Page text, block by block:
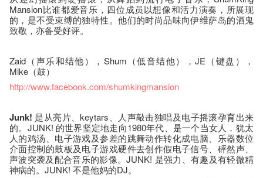
Mansion比谁都爱音乐，四位成员以想像和活力演奏，所展现
的，是不受束缚的独特性。他们的时尚品味向伊维萨岛的酒鬼
致敬，亦备受好评。
Zaid（声乐和结他），Shum（低音结他），JE（键盘），
Mike（鼓）
http://www.facebook.com/shumkingmansion
Junk! 是从亮片、keytars、人声敲击独唱及电子摇滚孕育出来
的。JUNK! 的世界坚定地走向1980年代、是一个当女人，犹太
人的鸡汤、电子游戏及参差的跳舞动作转化成电脑、乐器数位
介面控制的鼓板及电子游戏硬件去创作假电子信号、砰然声、
声波突袭及配合音乐的影像。JUNK! 是强力、有趣及有轻微精
神病的。JUNK! 不是他妈的DJ。